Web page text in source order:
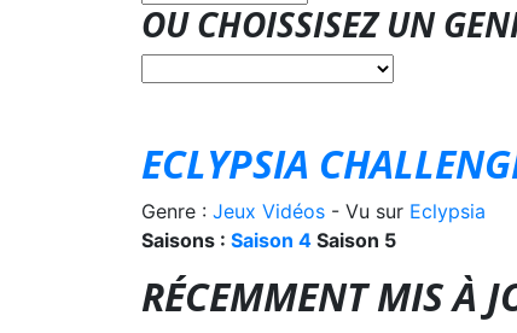
OU CHOISSISEZ UN
ECLYPSIA
Genre : Jeux Vidéos - Vu sur Eclypsia
Saisons : Saison 4 Saison 5
RÉCEMMENT MIS À